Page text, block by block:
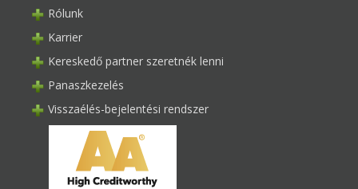
Rólunk
Karrier
Kereskedő partner szeretnék lenni
Panaszkezelés
Visszaélés-bejelentési rendszer